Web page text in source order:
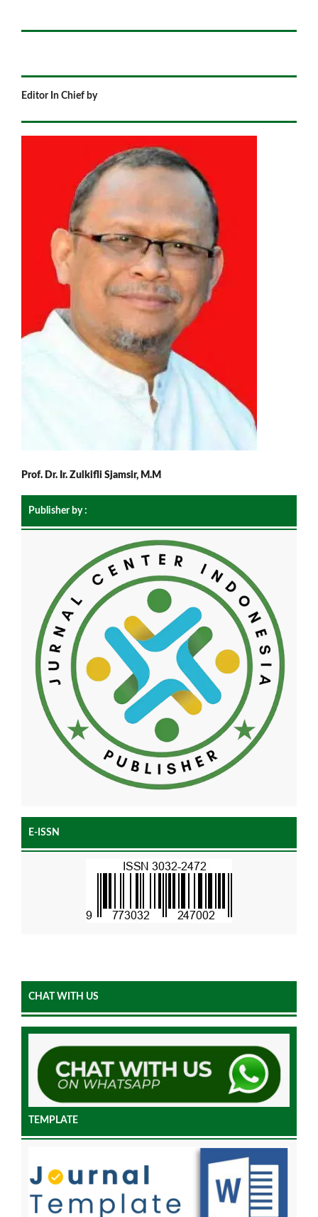
Editor In Chief by
Prof. Dr. Ir. Zulkifli Sjamsir, M.M
Publisher by :
E-ISSN
CHAT WITH US
TEMPLATE